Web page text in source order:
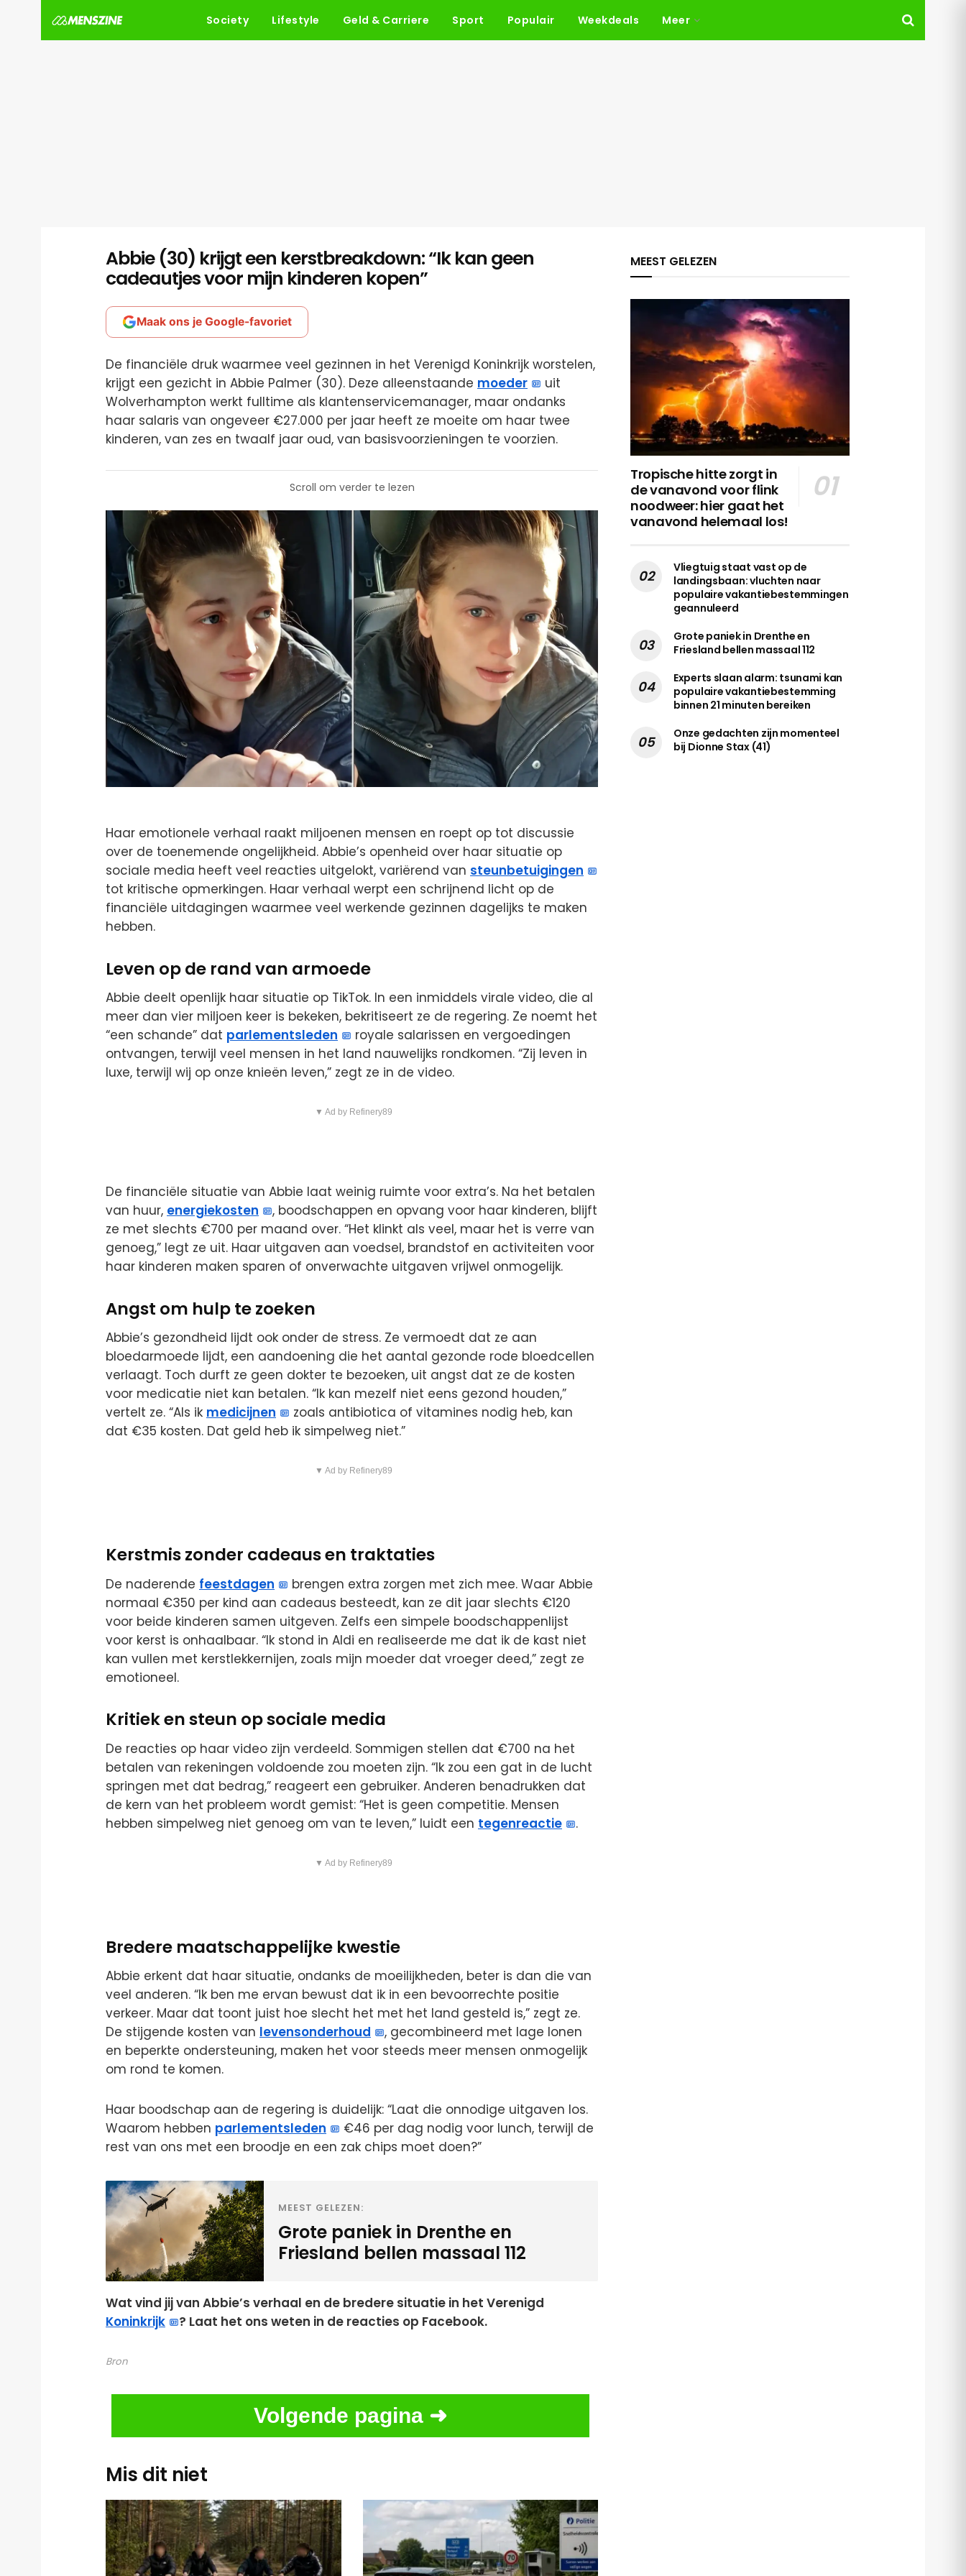
Society Lifestyle Geld & Carriere Sport Populair Weekdeals Meer
Abbie (30) krijgt een kerstbreakdown: “Ik kan geen
cadeautjes voor mijn kinderen kopen”
Maak ons je Google-favoriet
De financiële druk waarmee veel gezinnen in het Verenigd Koninkrijk worstelen,
krijgt een gezicht in Abbie Palmer (30). Deze alleenstaande moeder
uit
Wolverhampton werkt fulltime als klantenservicemanager, maar ondanks
haar salaris van ongeveer €27.000 per jaar heeft ze moeite om haar twee
kinderen, van zes en twaalf jaar oud, van basisvoorzieningen te voorzien.
Scroll om verder te lezen
Haar emotionele verhaal raakt miljoenen mensen en roept op tot discussie
over de toenemende ongelijkheid. Abbie’s openheid over haar situatie op
sociale media heeft veel reacties uitgelokt, variërend van steunbetuigingen
tot kritische opmerkingen. Haar verhaal werpt een schrijnend licht op de
financiële uitdagingen waarmee veel werkende gezinnen dagelijks te maken
hebben.
Leven op de rand van armoede
Abbie deelt openlijk haar situatie op TikTok. In een inmiddels virale video, die al
meer dan vier miljoen keer is bekeken, bekritiseert ze de regering. Ze noemt het
“een schande” dat parlementsleden
royale salarissen en vergoedingen
ontvangen, terwijl veel mensen in het land nauwelijks rondkomen. “Zij leven in
luxe, terwijl wij op onze knieën leven,” zegt ze in de video.
▼ Ad by Refinery89
De financiële situatie van Abbie laat weinig ruimte voor extra’s. Na het betalen
van huur, energiekosten
, boodschappen en opvang voor haar kinderen, blijft
ze met slechts €700 per maand over. “Het klinkt als veel, maar het is verre van
genoeg,” legt ze uit. Haar uitgaven aan voedsel, brandstof en activiteiten voor
haar kinderen maken sparen of onverwachte uitgaven vrijwel onmogelijk.
Angst om hulp te zoeken
Abbie’s gezondheid lijdt ook onder de stress. Ze vermoedt dat ze aan
bloedarmoede lijdt, een aandoening die het aantal gezonde rode bloedcellen
verlaagt. Toch durft ze geen dokter te bezoeken, uit angst dat ze de kosten
voor medicatie niet kan betalen. “Ik kan mezelf niet eens gezond houden,”
vertelt ze. “Als ik medicijnen
zoals antibiotica of vitamines nodig heb, kan
dat €35 kosten. Dat geld heb ik simpelweg niet.”
▼ Ad by Refinery89
Kerstmis zonder cadeaus en traktaties
De naderende feestdagen
brengen extra zorgen met zich mee. Waar Abbie
normaal €350 per kind aan cadeaus besteedt, kan ze dit jaar slechts €120
voor beide kinderen samen uitgeven. Zelfs een simpele boodschappenlijst
voor kerst is onhaalbaar. “Ik stond in Aldi en realiseerde me dat ik de kast niet
kan vullen met kerstlekkernijen, zoals mijn moeder dat vroeger deed,” zegt ze
emotioneel.
Kritiek en steun op sociale media
De reacties op haar video zijn verdeeld. Sommigen stellen dat €700 na het
betalen van rekeningen voldoende zou moeten zijn. “Ik zou een gat in de lucht
springen met dat bedrag,” reageert een gebruiker. Anderen benadrukken dat
de kern van het probleem wordt gemist: “Het is geen competitie. Mensen
hebben simpelweg niet genoeg om van te leven,” luidt een tegenreactie .
▼ Ad by Refinery89
Bredere maatschappelijke kwestie
Abbie erkent dat haar situatie, ondanks de moeilijkheden, beter is dan die van
veel anderen. “Ik ben me ervan bewust dat ik in een bevoorrechte positie
verkeer. Maar dat toont juist hoe slecht het met het land gesteld is,” zegt ze.
De stijgende kosten van levensonderhoud
, gecombineerd met lage lonen
en beperkte ondersteuning, maken het voor steeds meer mensen onmogelijk
om rond te komen.
Haar boodschap aan de regering is duidelijk: “Laat die onnodige uitgaven los.
Waarom hebben parlementsleden
€46 per dag nodig voor lunch, terwijl de
rest van ons met een broodje en een zak chips moet doen?”
MEEST GELEZEN:
Grote paniek in Drenthe en
Friesland bellen massaal 112
Wat vind jij van Abbie’s verhaal en de bredere situatie in het Verenigd
Koninkrijk
? Laat het ons weten in de reacties op Facebook.
Bron
Volgende pagina ➜
Mis dit niet
MEEST GELEZEN
Tropische hitte zorgt in
de vanavond voor flink
noodweer: hier gaat het
vanavond helemaal los!
Vliegtuig staat vast op de
landingsbaan: vluchten naar
populaire vakantiebestemmingen
geannuleerd
Grote paniek in Drenthe en
Friesland bellen massaal 112
Experts slaan alarm: tsunami kan
populaire vakantiebestemming
binnen 21 minuten bereiken
Onze gedachten zijn momenteel
bij Dionne Stax (41)